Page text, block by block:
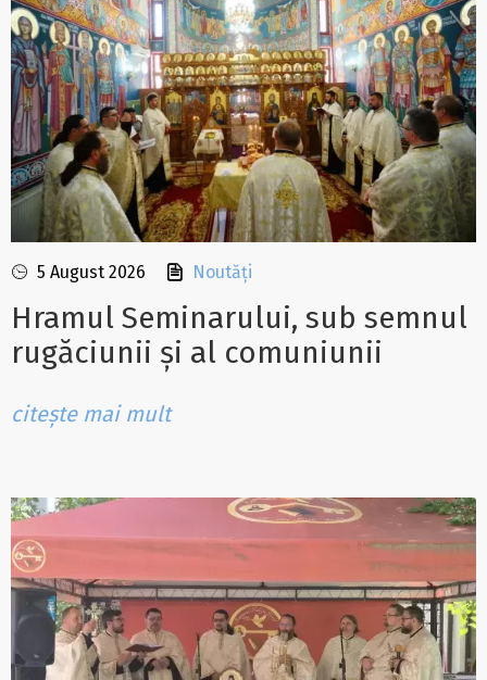
5 August 2026 Noutăți
Hramul Seminarului, sub semnul
rugăciunii și al comuniunii
citește mai mult